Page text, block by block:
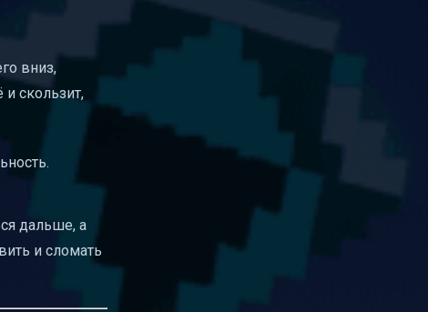
вниз,
скользит,
дальше, а
и сломать